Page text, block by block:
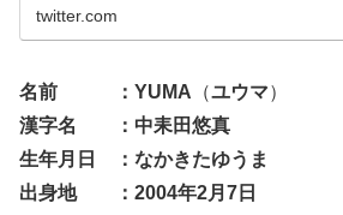
twitter.com
名前 ：YUMA （ユウマ）
漢字名
：中耒田悠真
生年月日
：なかきたゆうま
出身地：2004年2月7日